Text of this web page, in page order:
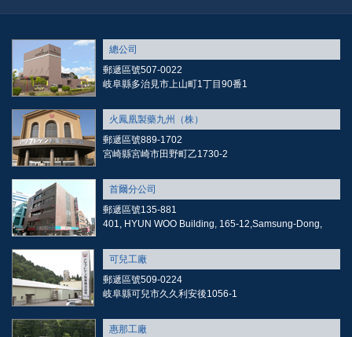
總公司
郵遞區號507-0022
岐阜縣多治見市上山町1丁目90番1
火鳳凰製藥九州（株）
郵遞區號889-1702
宮崎縣宮崎市田野町乙1730-2
首爾分公司
郵遞區號135-881
401, HYUN WOO Building, 165-12,Samsung-Dong,
可兒工廠
郵遞區號509-0224
岐阜縣可兒市久久利安後1056-1
惠那工廠